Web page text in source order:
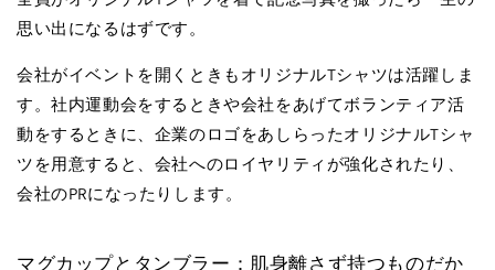
思い出になるはずです。
会社がイベントを開くときもオリジナルTシャツは活躍しま
す。社内運動会をするときや会社をあげてボランティア活
動をするときに、企業のロゴをあしらったオリジナルTシャ
ツを用意すると、会社へのロイヤリティが強化されたり、
会社のPRになったりします。
マグカップとタンブラー：肌身離さず持つものだか